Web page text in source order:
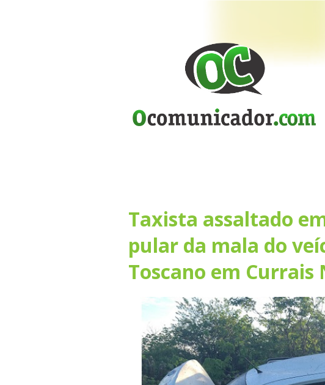
Taxista assaltado
pular da mala do
Toscano em Currais